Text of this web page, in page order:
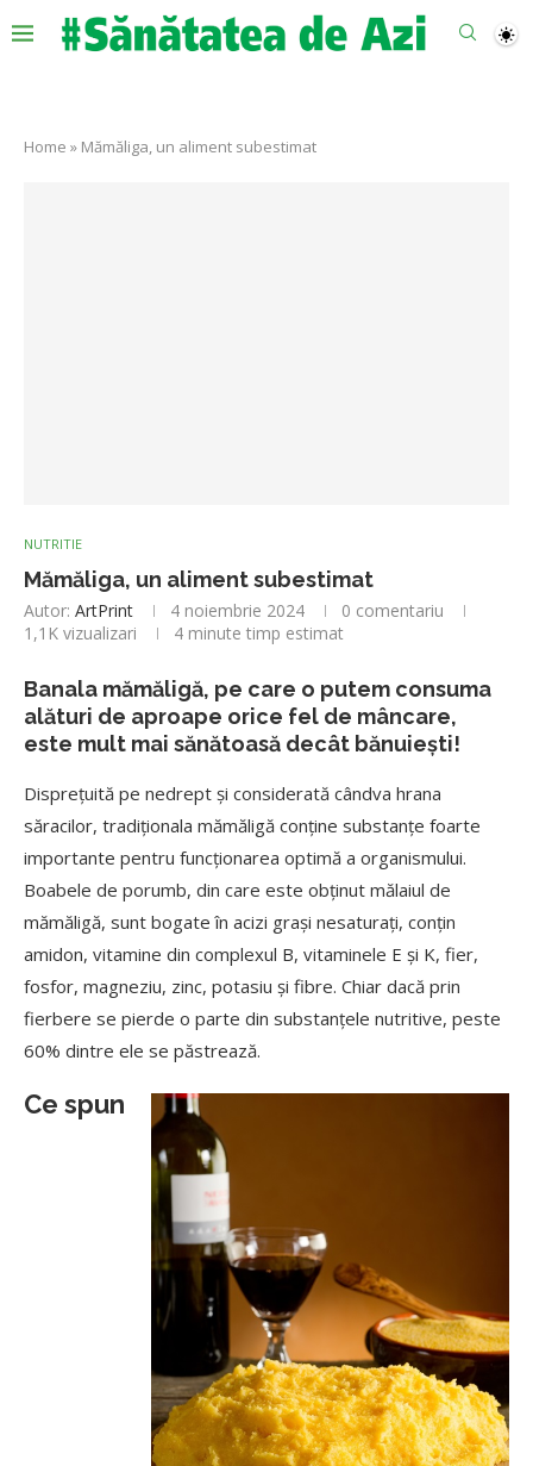
Home » Mămăliga, un aliment subestimat
NUTRITIE
Mămăliga, un aliment subestimat
Autor: ArtPrint 4 noiembrie 2024
0 comentariu
1,1K vizualizari 4 minute timp estimat
Banala mămăligă, pe care o putem consuma
alături de aproape orice fel de mâncare,
este mult mai sănătoasă decât bănuiești!
Dispreţuită pe nedrept şi considerată cândva hrana
săracilor, tradiţionala mămăligă conţine substanţe foarte
importante pentru funcţionarea optimă a organismului.
Boabele de porumb, din care este obținut mălaiul de
mămăligă, sunt bogate în acizi graşi nesaturaţi, conţin
amidon, vitamine din complexul B, vitaminele E şi K, fier,
fosfor, magneziu, zinc, potasiu şi fibre. Chiar dacă prin
fierbere se pierde o parte din substanţele nutritive, peste
60% dintre ele se păstrează.
Ce spun